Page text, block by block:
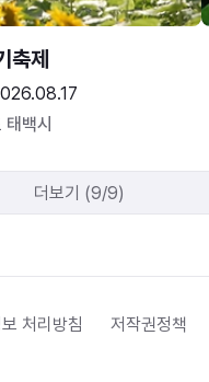
축제
백시
더보기 (9/9)
처리방침 저작권정책